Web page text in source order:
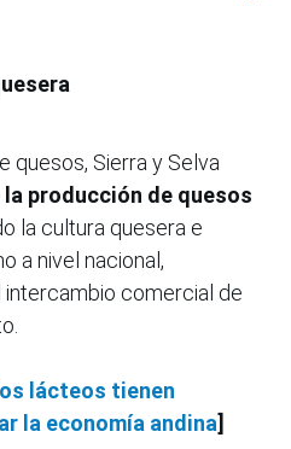
quesos, Sierra y Selva
la producción de quesos
la cultura quesera e
a nivel nacional,
comercial de
lácteos tienen
la economía andina]